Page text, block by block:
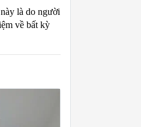
là do người
về bất kỳ